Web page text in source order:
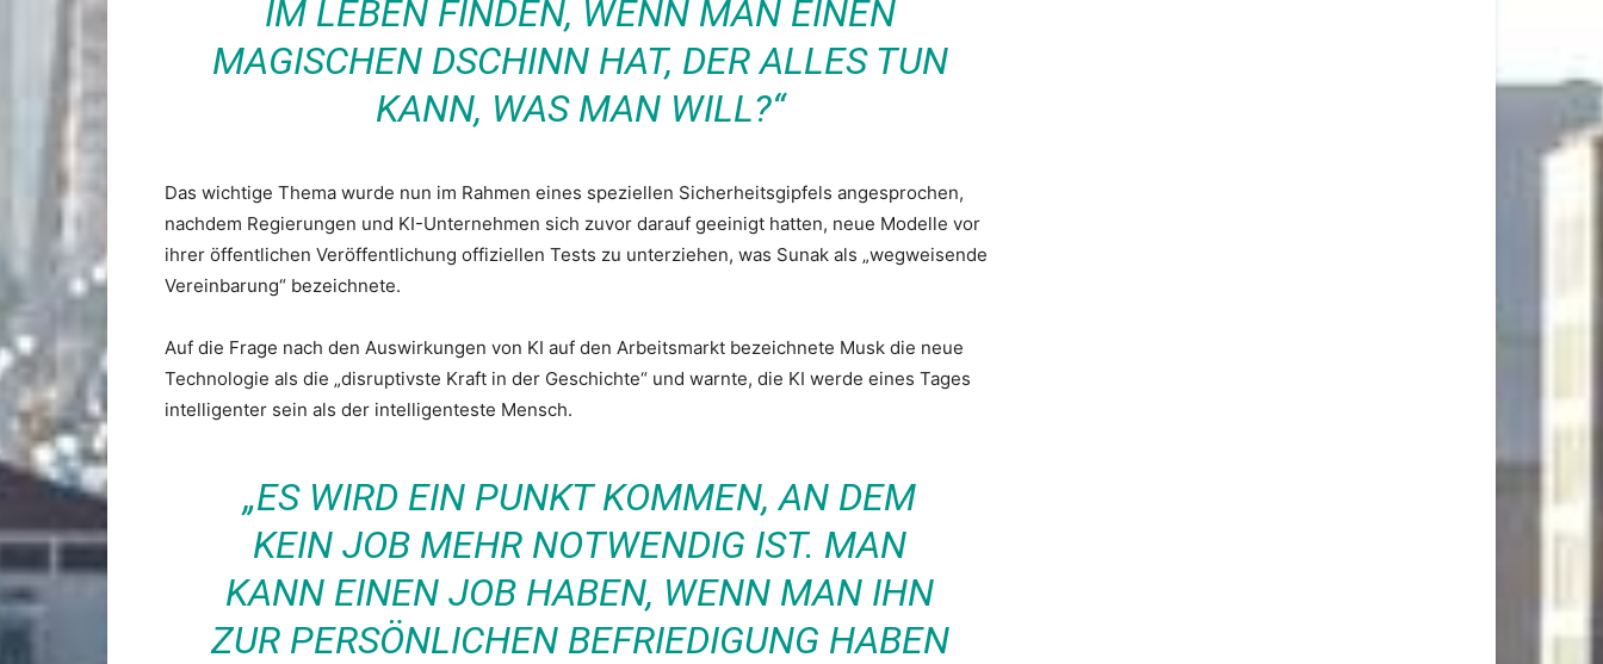
IM LEBEN FINDEN, WENN MAN EINEN
MAGISCHEN DSCHINN HAT, DER ALLES TUN
KANN, WAS MAN WILL?“
Das wichtige Thema wurde nun im Rahmen eines speziellen Sicherheitsgipfels angesprochen,
nachdem Regierungen und KI-Unternehmen sich zuvor darauf geeinigt hatten, neue Modelle vor
ihrer öffentlichen Veröffentlichung offiziellen Tests zu unterziehen, was Sunak als „wegweisende
Vereinbarung“ bezeichnete.
Auf die Frage nach den Auswirkungen von KI auf den Arbeitsmarkt bezeichnete Musk die neue
Technologie als die „disruptivste Kraft in der Geschichte“ und warnte, die KI werde eines Tages
intelligenter sein als der intelligenteste Mensch.
„ES WIRD EIN PUNKT KOMMEN, AN DEM
KEIN JOB MEHR NOTWENDIG IST. MAN
KANN EINEN JOB HABEN, WENN MAN IHN
ZUR PERSÖNLICHEN BEFRIEDIGUNG HABEN